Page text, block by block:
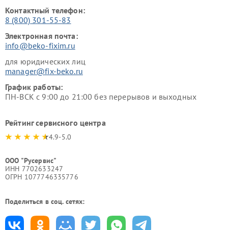
Контактный телефон:
8 (800) 301-55-83
Электронная почта:
info@beko-fixim.ru
для юридических лиц
manager@fix-beko.ru
График работы:
ПН-ВСК с 9:00 до 21:00 без перерывов и выходных
Рейтинг сервисного центра
4.9-5.0
ООО "Русервис"
ИНН 7702633247
ОГРН 1077746335776
Поделиться в соц. сетях: